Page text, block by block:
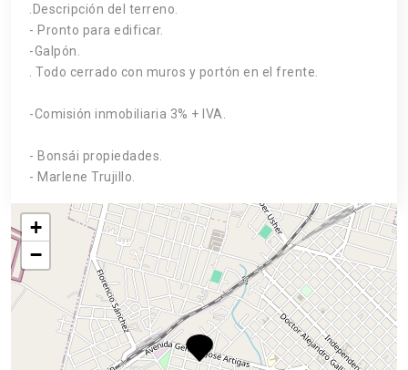
.Descripción del terreno.
- Pronto para edificar.
-Galpón.
. Todo cerrado con muros y portón en el frente.
-Comisión inmobiliaria 3% + IVA.
- Bonsái propiedades.
- Marlene Trujillo.
+
−